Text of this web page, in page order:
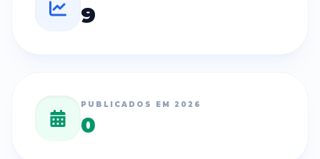
9
PUBLICADOS EM 2026
0